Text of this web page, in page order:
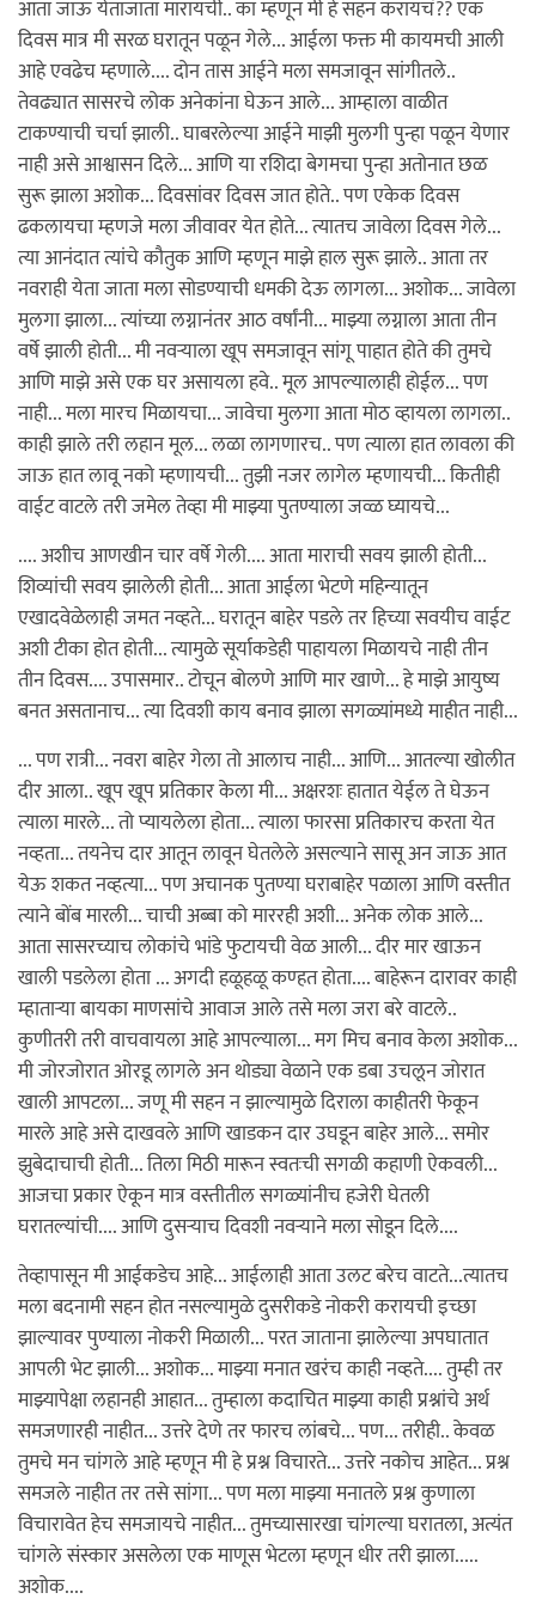
आता जाऊ येताजाता मारायची.. का म्हणून मी हे सहन करायचं?? एक
दिवस मात्र मी सरळ घरातून पळून गेले... आईला फक्त मी कायमची आली
आहे एवढेच म्हणाले.... दोन तास आईने मला समजावून सांगीतले..
तेवढ्यात सासरचे लोक अनेकांना घेऊन आले... आम्हाला वाळीत
टाकण्याची चर्चा झाली.. घाबरलेल्या आईने माझी मुलगी पुन्हा पळून येणार
नाही असे आश्वासन दिले... आणि या रशिदा बेगमचा पुन्हा अतोनात छळ
सुरू झाला अशोक... दिवसांवर दिवस जात होते.. पण एकेक दिवस
ढकलायचा म्हणजे मला जीवावर येत होते... त्यातच जावेला दिवस गेले...
त्या आनंदात त्यांचे कौतुक आणि म्हणून माझे हाल सुरू झाले.. आता तर
नवराही येता जाता मला सोडण्याची धमकी देऊ लागला... अशोक... जावेला
मुलगा झाला... त्यांच्या लग्नानंतर आठ वर्षांनी... माझ्या लग्नाला आता तीन
वर्षे झाली होती... मी नवर्‍याला खूप समजावून सांगू पाहात होते की तुमचे
आणि माझे असे एक घर असायला हवे.. मूल आपल्यालाही होईल... पण
नाही... मला मारच मिळायचा... जावेचा मुलगा आता मोठ व्हायला लागला..
काही झाले तरी लहान मूल... लळा लागणारच.. पण त्याला हात लावला की
जाऊ हात लावू नको म्हणायची... तुझी नजर लागेल म्हणायची... कितीही
वाईट वाटले तरी जमेल तेव्हा मी माझ्या पुतण्याला जव्ळ घ्यायचे...
.... अशीच आणखीन चार वर्षे गेली.... आता माराची सवय झाली होती...
शिव्यांची सवय झालेली होती... आता आईला भेटणे महिन्यातून
एखादवेळेलाही जमत नव्हते... घरातून बाहेर पडले तर हिच्या सवयीच वाईट
अशी टीका होत होती... त्यामुळे सूर्याकडेही पाहायला मिळायचे नाही तीन
तीन दिवस.... उपासमार.. टोचून बोलणे आणि मार खाणे... हे माझे आयुष्य
बनत असतानाच... त्या दिवशी काय बनाव झाला सगळ्यांमध्ये माहीत नाही...
... पण रात्री... नवरा बाहेर गेला तो आलाच नाही... आणि... आतल्या खोलीत
दीर आला.. खूप खूप प्रतिकार केला मी... अक्षरशः हातात येईल ते घेऊन
त्याला मारले... तो प्यायलेला होता... त्याला फारसा प्रतिकारच करता येत
नव्हता... तयनेच दार आतून लावून घेतलेले असल्याने सासू अन जाऊ आत
येऊ शकत नव्हत्या... पण अचानक पुतण्या घराबाहेर पळाला आणि वस्तीत
त्याने बोंब मारली... चाची अब्बा को माररही अशी... अनेक लोक आले...
आता सासरच्याच लोकांचे भांडे फुटायची वेळ आली... दीर मार खाऊन
खाली पडलेला होता ... अगदी हळूहळू कण्हत होता.... बाहेरून दारावर काही
म्हातार्‍या बायका माणसांचे आवाज आले तसे मला जरा बरे वाटले..
कुणीतरी तरी वाचवायला आहे आपल्याला... मग मिच बनाव केला अशोक...
मी जोरजोरात ओरडू लागले अन थोड्या वेळाने एक डबा उचलून जोरात
खाली आपटला... जणू मी सहन न झाल्यामुळे दिराला काहीतरी फेकून
मारले आहे असे दाखवले आणि खाडकन दार उघडून बाहेर आले... समोर
झुबेदाचाची होती... तिला मिठी मारून स्वतःची सगळी कहाणी ऐकवली...
आजचा प्रकार ऐकून मात्र वस्तीतील सगळ्यांनीच हजेरी घेतली
घरातल्यांची.... आणि दुसर्‍याच दिवशी नवर्‍याने मला सोडून दिले....
तेव्हापासून मी आईकडेच आहे... आईलाही आता उलट बरेच वाटते...त्यातच
मला बदनामी सहन होत नसल्यामुळे दुसरीकडे नोकरी करायची इच्छा
झाल्यावर पुण्याला नोकरी मिळाली... परत जाताना झालेल्या अपघातात
आपली भेट झाली... अशोक... माझ्या मनात खरंच काही नव्हते.... तुम्ही तर
माझ्यापेक्षा लहानही आहात... तुम्हाला कदाचित माझ्या काही प्रश्नांचे अर्थ
समजणारही नाहीत... उत्तरे देणे तर फारच लांबचे... पण... तरीही.. केवळ
तुमचे मन चांगले आहे म्हणून मी हे प्रश्न विचारते... उत्तरे नकोच आहेत... प्रश्न
समजले नाहीत तर तसे सांगा... पण मला माझ्या मनातले प्रश्न कुणाला
विचारावेत हेच समजायचे नाहीत... तुमच्यासारखा चांगल्या घरातला, अत्यंत
चांगले संस्कार असलेला एक माणूस भेटला म्हणून धीर तरी झाला.....
अशोक....